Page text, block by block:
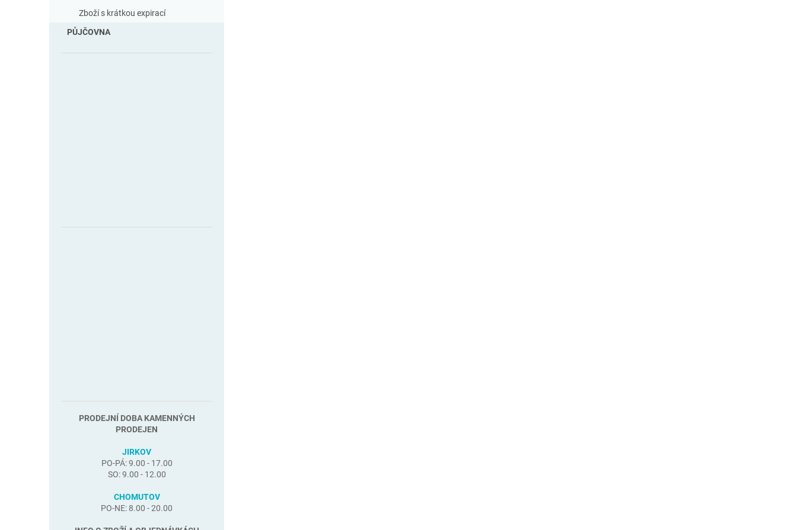
Zboží s krátkou expirací
PŮJČOVNA
PRODEJNÍ DOBA KAMENNÝCH
PRODEJEN
JIRKOV
PO-PÁ: 9.00 - 17.00
SO: 9.00 - 12.00
CHOMUTOV
PO-NE: 8.00 - 20.00